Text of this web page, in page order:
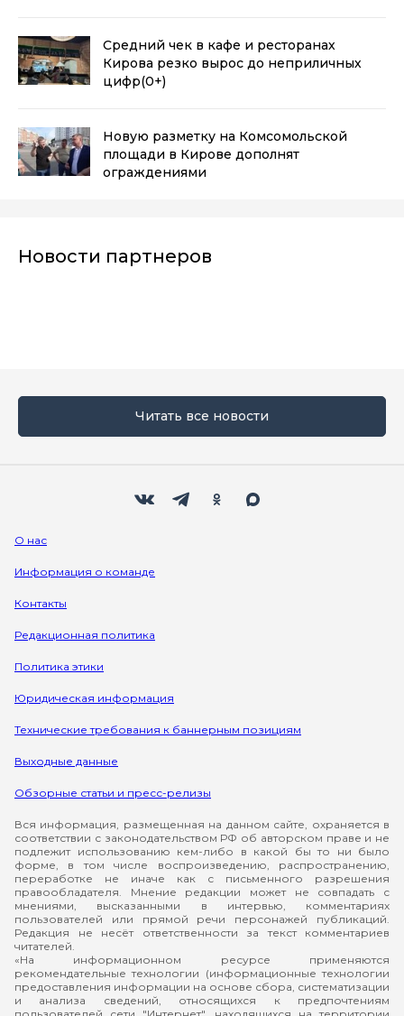
Средний чек в кафе и ресторанах
Кирова резко вырос до неприличных
цифр(0+)
Новую разметку на Комсомольской
площади в Кирове дополнят
ограждениями
Новости партнеров
Читать все новости
О нас
Информация о команде
Контакты
Редакционная политика
Политика этики
Юридическая информация
Технические требования к баннерным позициям
Выходные данные
Обзорные статьи и пресс-релизы
Вся информация, размещенная на данном сайте, охраняется в
соответствии с законодательством РФ об авторском праве и не
подлежит использованию кем-либо в какой бы то ни было
форме, в том числе воспроизведению, распространению,
переработке не иначе как с письменного разрешения
правообладателя. Мнение редакции может не совпадать с
мнениями, высказанными в интервью, комментариях
пользователей или прямой речи персонажей публикаций.
Редакция не несёт ответственности за текст комментариев
читателей.
«На информационном ресурсе применяются
рекомендательные технологии (информационные технологии
предоставления информации на основе сбора, систематизации
и анализа сведений, относящихся к предпочтениям